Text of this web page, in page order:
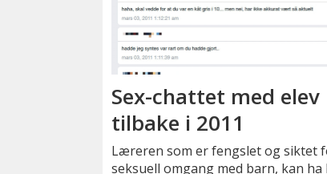
Sex-chattet med elev
tilbake i 2011
Læreren som er fengslet og siktet
seksuell omgang med barn, kan ha